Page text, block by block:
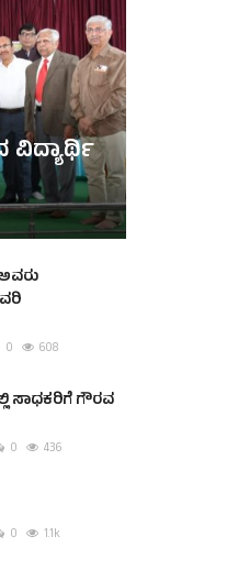
ವಿದ್ಯಾರ್ಥಿ
0 608
ಸಾಧಕರಿಗೆ ಗೌರವ
0 436
0 1.1k